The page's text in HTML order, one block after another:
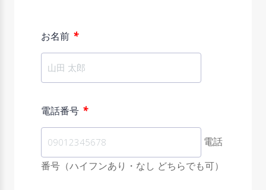
お名前 *
電話番号 *
電話
番号（ハイフンあり・なし どちらでも可）